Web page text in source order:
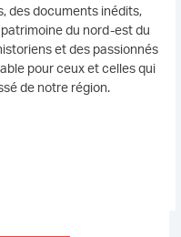
des documents inédits,
du nord-est du
et des passionnés
pour ceux et celles qui
de notre région.